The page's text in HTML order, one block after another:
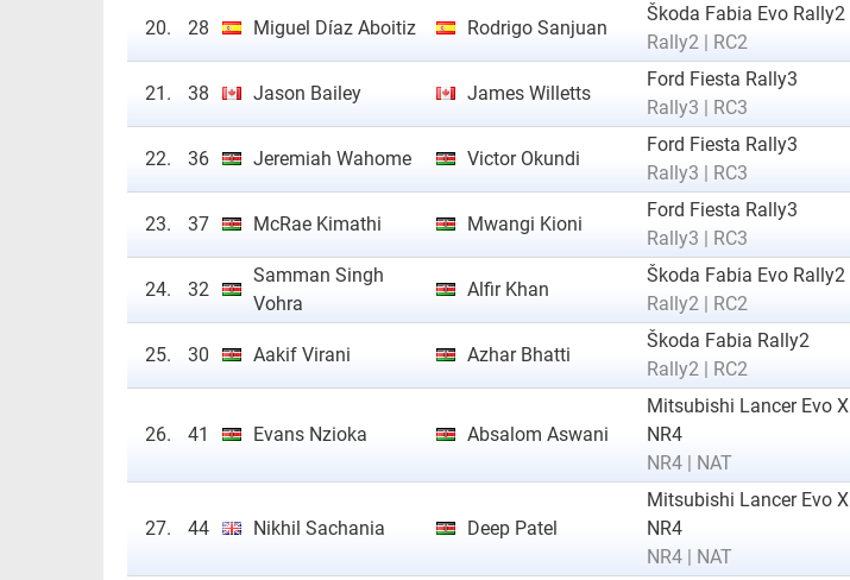
20. 28 Miguel Díaz Aboitiz Rodrigo Sanjuan
Škoda Fabia Evo Rally2
Rally2 | RC2
21. 38 Jason Bailey James Willetts
Ford Fiesta Rally3
Rally3 | RC3
22. 36 Jeremiah Wahome Victor Okundi
Ford Fiesta Rally3
Rally3 | RC3
23. 37 McRae Kimathi Mwangi Kioni
Ford Fiesta Rally3
Rally3 | RC3
24. 32
Samman Singh
Vohra
Alfir Khan
Škoda Fabia Evo Rally2
Rally2 | RC2
25. 30 Aakif Virani Azhar Bhatti
Škoda Fabia Rally2
Rally2 | RC2
26. 41 Evans Nzioka Absalom Aswani
Mitsubishi Lancer Evo X
NR4
NR4 | NAT
27. 44 Nikhil Sachania Deep Patel
Mitsubishi Lancer Evo X
NR4
NR4 | NAT